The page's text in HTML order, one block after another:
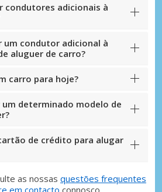
condutores adicionais à
um condutor adicional à
aluguer de carro?
carro para hoje?
um determinado modelo de
de crédito para alugar
as nossas questões frequentes
em contacto connosco.